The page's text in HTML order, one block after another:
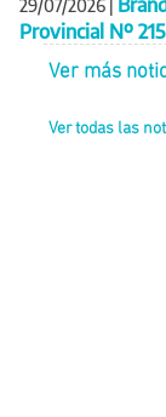
29/07/2026
Provincial Nº 215
Ver más
Ver todas las